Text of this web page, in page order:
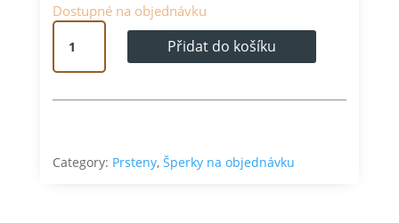
Dostupné na objednávku
Skalní
prsten
úzký
Přidat do košíku
Category: Prsteny,Šperky na objednávku